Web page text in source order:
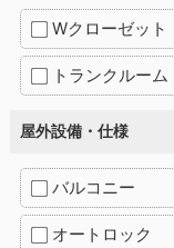
Wクローゼット
トランクルーム
屋外設備・仕様
バルコニー
オートロック